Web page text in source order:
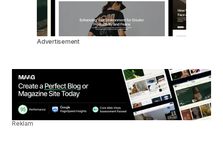
Advertisement
Reklam